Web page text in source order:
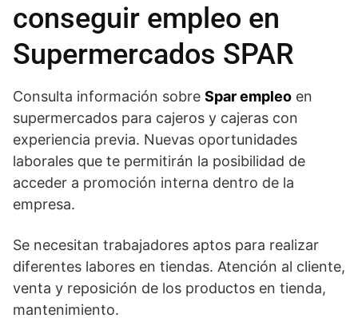
conseguir empleo en
Supermercados SPAR
Consulta información sobre Spar empleo en
supermercados para cajeros y cajeras con
experiencia previa. Nuevas oportunidades
laborales que te permitirán la posibilidad de
acceder a promoción interna dentro de la
empresa.
Se necesitan trabajadores aptos para realizar
diferentes labores en tiendas. Atención al cliente,
venta y reposición de los productos en tienda,
mantenimiento.